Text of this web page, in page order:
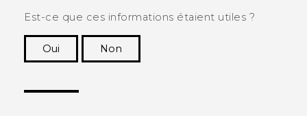
Est-ce que ces informations étaient utiles ?
Oui
Non